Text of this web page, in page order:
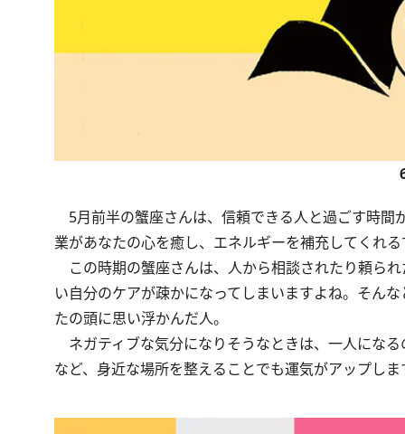
5月前半の蟹座さんは、信頼できる人と過ごす時
業があなたの心を癒し、エネルギーを補充してくれ
この時期の蟹座さんは、人から相談されたり頼ら
い自分のケアが疎かになってしまいますよね。そん
たの頭に思い浮かんだ人。
ネガティブな気分になりそうなときは、一人にな
など、身近な場所を整えることでも運気がアップしま